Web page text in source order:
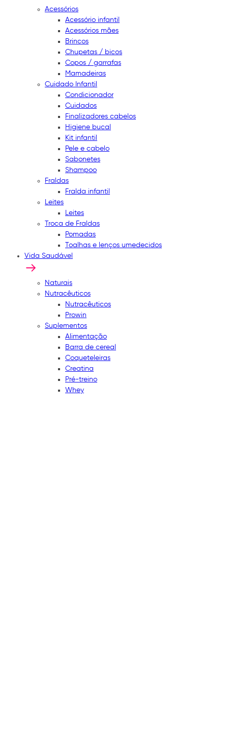
Acessórios
Acessório infantil
Acessórios mães
Brincos
Chupetas / bicos
Copos / garrafas
Mamadeiras
Cuidado Infantil
Condicionador
Cuidados
Finalizadores cabelos
Higiene bucal
Kit infantil
Pele e cabelo
Sabonetes
Shampoo
Fraldas
Fralda infantil
Leites
Leites
Troca de Fraldas
Pomadas
Toalhas e lenços umedecidos
Vida Saudável
Naturais
Nutracêuticos
Nutracêuticos
Prowin
Suplementos
Alimentação
Barra de cereal
Coqueteleiras
Creatina
Pré-treino
Whey